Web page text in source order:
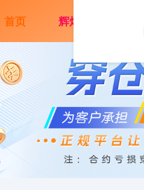
首页 辉煌优配